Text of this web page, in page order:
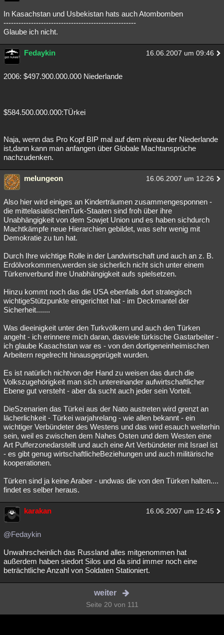
In Kasachstan und Usbekistan hats auch Atombomben
-----------------------------------------------------
Glaube ich nicht.
Fedaykin 16.06.2007 um 09:46
2006: $497.900.000.000 Niederlande
$584.500.000.000:TÜrkei
Naja, wenn das Pro Kopf BIP mal auf dem niveau der Niederlande
ist,dann kann man anfangen über Globale Machtansprüche
nachzudenken.
melungeon 16.06.2007 um 12:26
Also hier wird einiges an Kinderträumen zusammengesponnen -
die mittelasiatischenTurk-Staaten sind froh über ihre
Unabhängigkeit von dem Sowjet Union und es haben sichdurch
Machtkämpfe neue Hierarchien gebildet, was sehr wenig mit
Demokratie zu tun hat.
Durch Ihre wichtige Rolle in der Landwirtschaft und auch an z. B.
Erdölvorkommen,werden sie sicherlich nicht sich unter einem
Türkenverbund ihre Unabhängigkeit aufs spielsetzen.
Hinzu kommt noch das die USA ebenfalls dort strategisch
wichtigeStützpunkte eingerichtet hat - im Deckmantel der
Sicherheit.......
Was dieeinigkeit unter den Turkvölkern und auch den Türken
angeht - ich erinnere mich daran, dasviele türkische Gastarbeiter -
ich glaube Kasachstan war es - von den dortigeneinheimischen
Arbeitern regelrecht hinausgeprügelt wurden.
Es ist natürlich nichtvon der Hand zu weisen das durch die
Volkszugehörigkeit man sich untereinander aufwirtschaftlicher
Ebene gut versteht - aber da sucht auch jeder sein Vorteil.
DieSzenarien das Türkei aus der Nato austreten wird grenzt an
lächerlichkeit - Türkei warjahrelang - wie allen bekannt - ein
wichtiger Verbündeter des Westens und das wird esauch weiterhin
sein, weil es zwischen dem Nahes Osten und dem Westen eine
Art Pufferzonedarstellt und auch eine Art Verbündeter mit Israel ist
- es gibt genug wirtschaftlicheBeziehungen und auch militärische
kooperationen.
Türken sind ja keine Araber - undwas die von den Türken halten....
findet es selber heraus.
karakan 16.06.2007 um 12:45
@Fedaykin
Unwahrscheinlich das Russland alles mitgenommen hat
außerdem haben siedort Silos und da sind immer noch eine
beträchtliche Anzahl von Soldaten Stationiert.
weiter
Seite 20 von 111